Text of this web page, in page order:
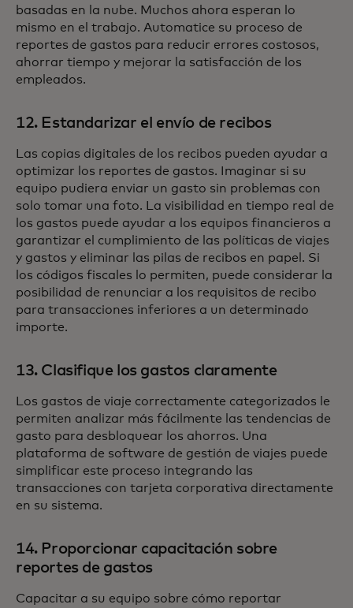
basadas en la nube. Muchos ahora esperan lo
mismo en el trabajo. Automatice su proceso de
reportes de gastos para reducir errores costosos,
ahorrar tiempo y mejorar la satisfacción de los
empleados.
12. Estandarizar el envío de recibos
Las copias digitales de los recibos pueden ayudar a
optimizar los reportes de gastos. Imaginar si su
equipo pudiera enviar un gasto sin problemas con
solo tomar una foto. La visibilidad en tiempo real de
los gastos puede ayudar a los equipos financieros a
garantizar el cumplimiento de las políticas de viajes
y gastos y eliminar las pilas de recibos en papel. Si
los códigos fiscales lo permiten, puede considerar la
posibilidad de renunciar a los requisitos de recibo
para transacciones inferiores a un determinado
importe.
13. Clasifique los gastos claramente
Los gastos de viaje correctamente categorizados le
permiten analizar más fácilmente las tendencias de
gasto para desbloquear los ahorros. Una
plataforma de software de gestión de viajes puede
simplificar este proceso integrando las
transacciones con tarjeta corporativa directamente
en su sistema.
14. Proporcionar capacitación sobre
reportes de gastos
Capacitar a su equipo sobre cómo reportar